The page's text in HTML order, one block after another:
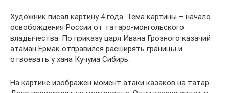
Художник писал картину 4 года. Тема картины – начало
освобождения России от татаро-монгольского
владычества. По приказу царя Ивана Грозного казачий
атаман Ермак отправился расширять границы и
отвоевать у хана Кучума Сибирь.
На картине изображен момент атаки казаков на татар.